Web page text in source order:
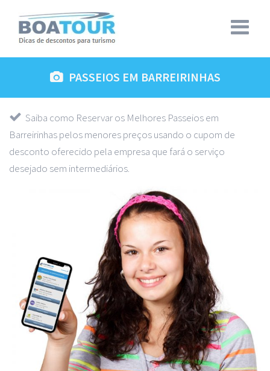
PASSEIOS EM BARREIRINHAS
Saiba como Reservar os Melhores Passeios em
Barreirinhas pelos menores preços usando o cupom de
desconto oferecido pela empresa que fará o serviço
desejado sem intermediários.